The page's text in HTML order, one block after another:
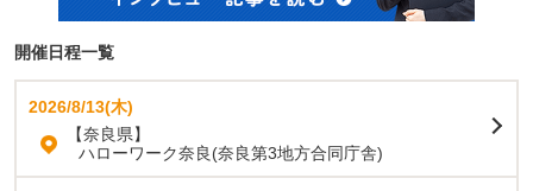
開催日程一覧
2026/8/13(木)
【奈良県】
ハローワーク奈良(奈良第3地方合同庁舎)